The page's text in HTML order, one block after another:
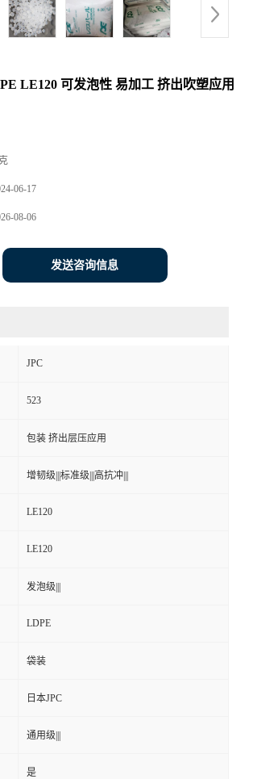
LE120 可发泡性 易加工 挤出吹塑应用
06-17
08-06
发送咨询信息
JPC
523
包装 挤出层压应用
增韧级|||标准级|||高抗冲|||
LE120
LE120
发泡级|||
LDPE
袋装
日本JPC
通用级|||
是